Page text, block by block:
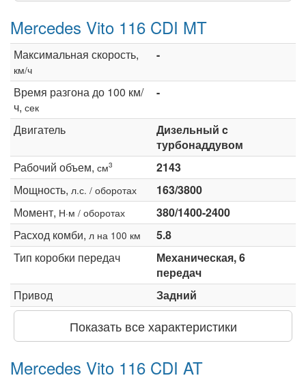
Mercedes Vito 116 CDI MT
Максимальная скорость,
км/ч
-
Время разгона до 100 км/
ч, сек
-
Двигатель
Дизельный c
турбонаддувом
Рабочий объем, см3
2143
Мощность, л.с. / оборотах
163/3800
Момент, Н·м / оборотах
380/1400-2400
Расход комби, л на 100 км
5.8
Тип коробки передач
Механическая, 6
передач
Привод
Задний
Показать все характеристики
Mercedes Vito 116 CDI AT